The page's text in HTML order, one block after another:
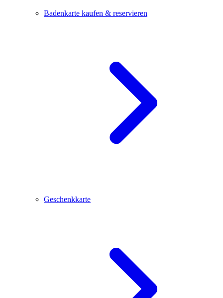
Badenkarte kaufen & reservieren
Geschenkkarte